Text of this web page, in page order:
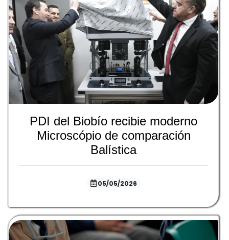
PDI del Biobío recibie moderno
Microscópio de comparación
Balística
05/05/2026